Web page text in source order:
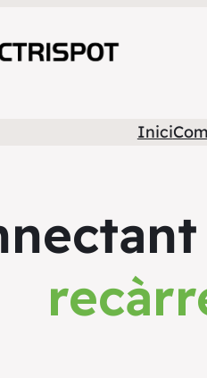
Inici